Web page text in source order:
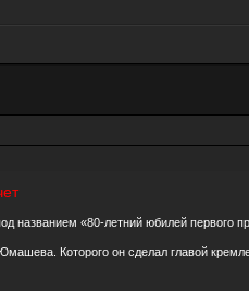
названием «80-летний юбилей первого
Которого он сделал главой